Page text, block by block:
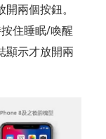
兩個按鈕。
住睡眠/喚醒
顯示才放開兩